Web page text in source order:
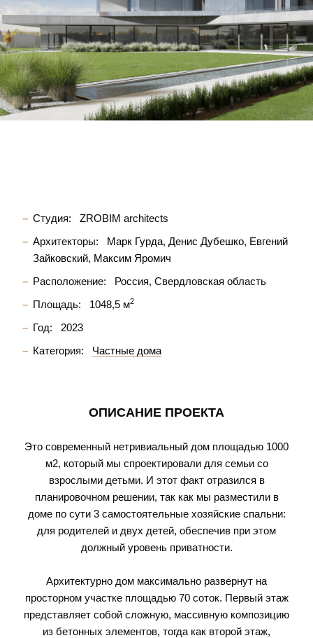
Студия:
ZROBIM architects
Архитекторы:
Марк Гурда Денис Дубешко Евгений
Зайковский Максим Яромич
Расположение:
Россия, Свердловская область
Площадь:
1048,5 м2
Год:
2023
Категория:
Частные дома
ОПИСАНИЕ ПРОЕКТА
Это современный нетривиальный дом площадью 1000
м2, который мы спроектировали для семьи со
взрослыми детьми. И этот факт отразился в
планировочном решении, так как мы разместили в
доме по сути 3 самостоятельные хозяйские спальни:
для родителей и двух детей, обеспечив при этом
должный уровень приватности.
Архитектурно дом максимально развернут на
просторном участке площадью 70 соток. Первый этаж
представляет собой сложную, массивную композицию
из бетонных элементов, тогда как второй этаж,